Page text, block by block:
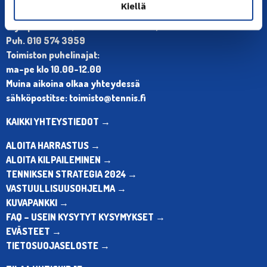
Kiellä
Olympiastadion, Paavo Nurmen tie 1, 00250 Helsinki
Puh. 010 574 3959
Toimiston puhelinajat:
ma-pe klo 10.00-12.00
Muina aikoina olkaa yhteydessä
sähköpostitse: toimisto@tennis.fi
KAIKKI YHTEYSTIEDOT →
ALOITA HARRASTUS →
ALOITA KILPAILEMINEN →
TENNIKSEN STRATEGIA 2024 →
VASTUULLISUUSOHJELMA →
KUVAPANKKI →
FAQ – USEIN KYSYTYT KYSYMYKSET →
EVÄSTEET →
TIETOSUOJASELOSTE →